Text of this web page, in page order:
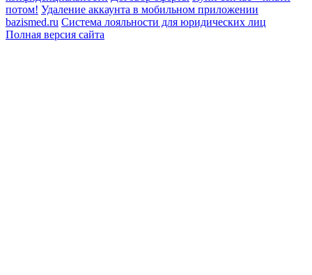
потом! Удаление аккаунта в мобильном приложении
bazismed.ru Система лояльности для юридических лиц
Полная версия сайта